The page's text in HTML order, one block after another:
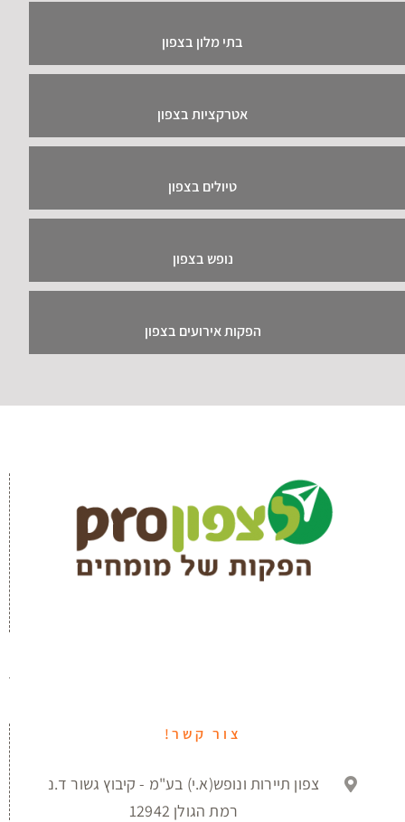
בתי מלון בצפון
אטרקציות בצפון
טיולים בצפון
נופש בצפון
הפקות אירועים בצפון
צור קשר!
צפון תיירות ונופש(א.י) בע"מ - קיבוץ גשור ד.נ
רמת הגולן 12942